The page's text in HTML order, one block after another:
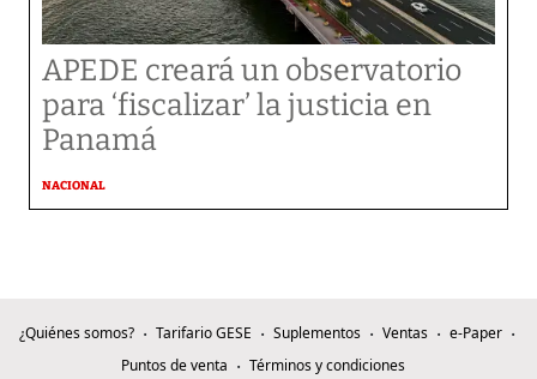
APEDE creará un observatorio
para ‘fiscalizar’ la justicia en
Panamá
NACIONAL
¿Quiénes somos? Tarifario GESE Suplementos Ventas
e-Paper
Puntos de venta
Términos y condiciones